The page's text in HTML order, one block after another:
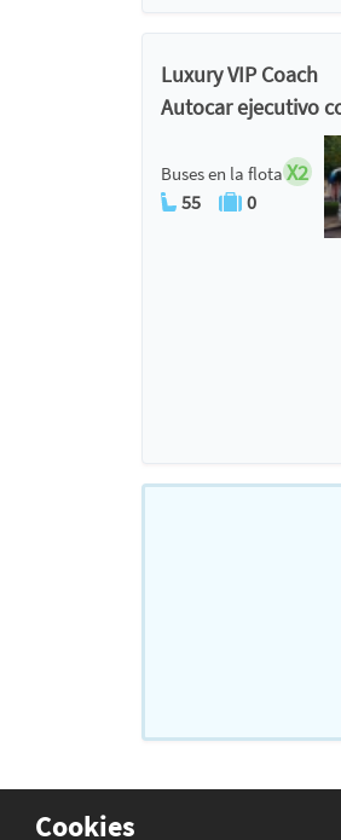
Luxury VIP Coach
Autocar ejecutivo
Buses en la flota X2
55 0
Cookies